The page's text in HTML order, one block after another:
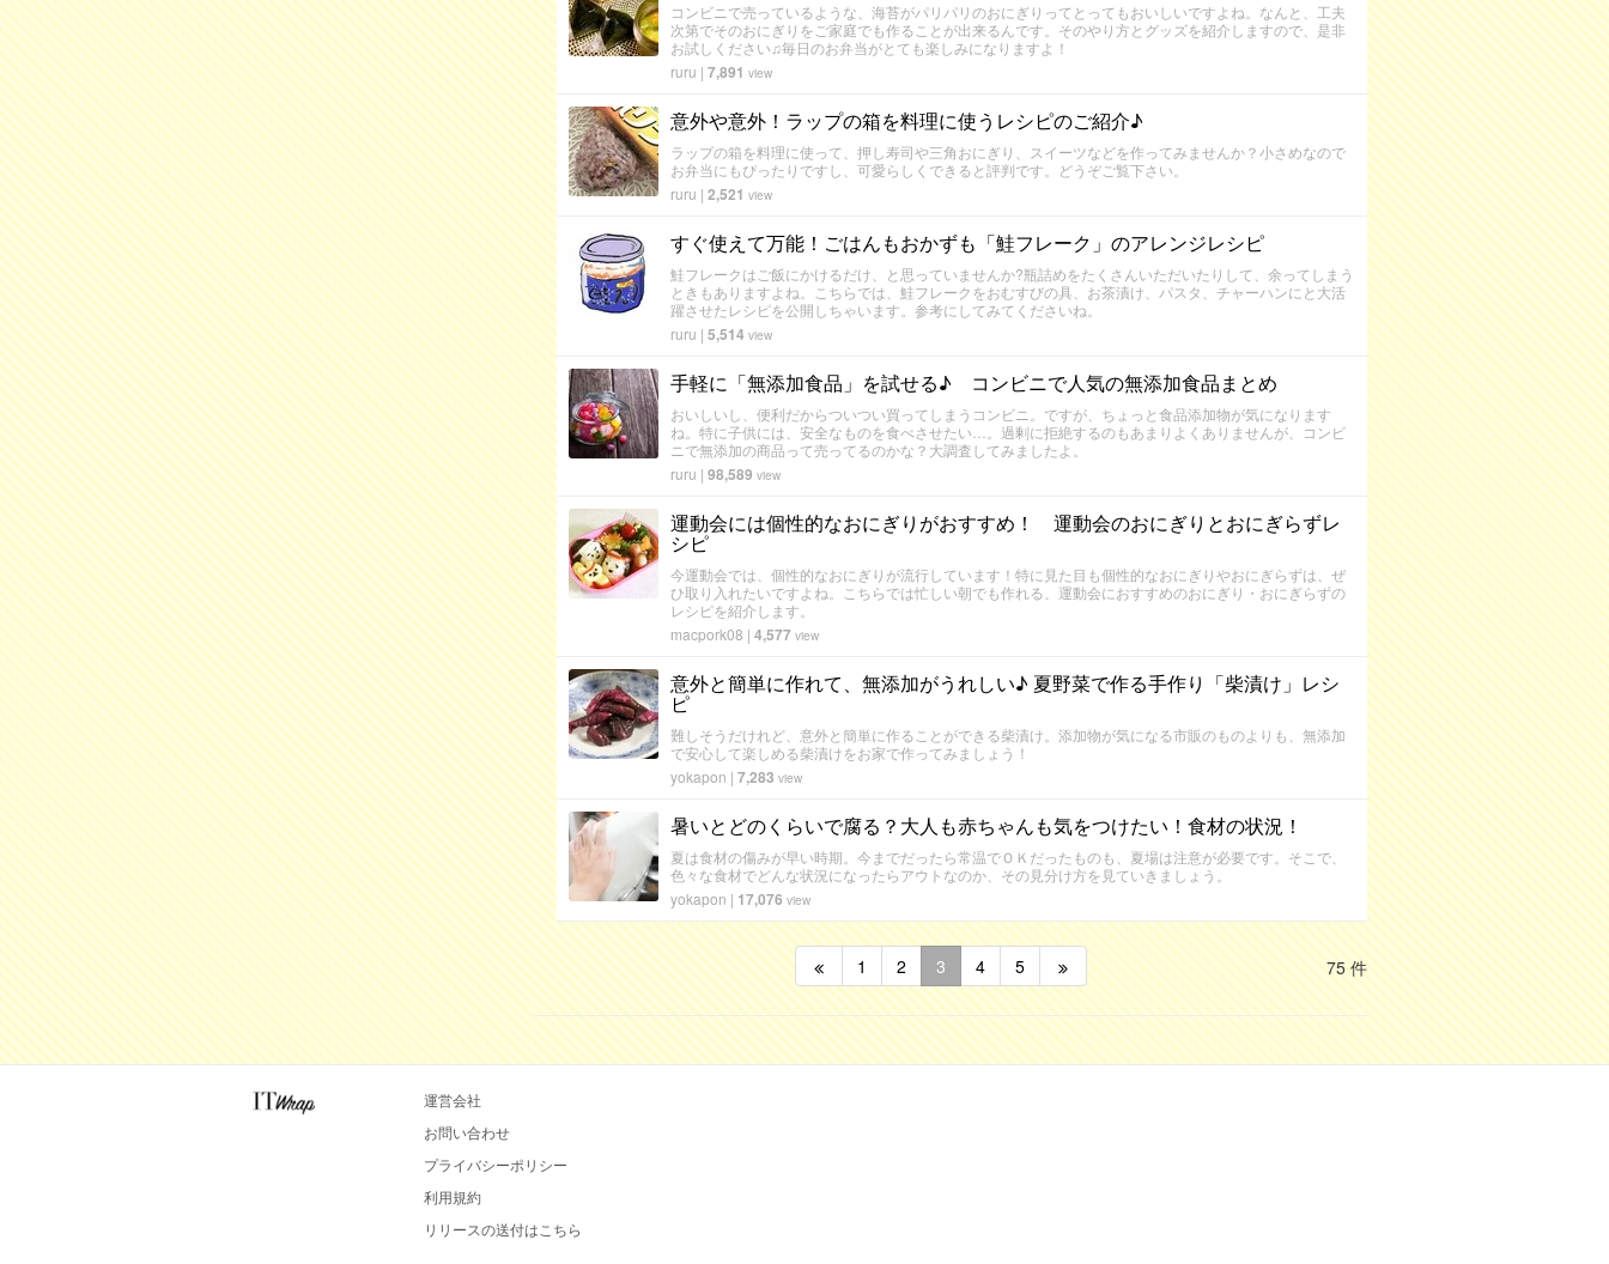
コンビニで売っているような、海苔がパリパリのおにぎりってとってもおいしいですよね。なんと、工夫
次第でそのおにぎりをご家庭でも作ることが出来るんです。そのやり方とグッズを紹介しますので、是非
お試しください♫毎日のお弁当がとても楽しみになりますよ！
ruru | 7,891 view
意外や意外！ラップの箱を料理に使うレシピのご紹介♪
ラップの箱を料理に使って、押し寿司や三角おにぎり、スイーツなどを作ってみませんか？小さめなので
お弁当にもぴったりですし、可愛らしくできると評判です。どうぞご覧下さい。
ruru | 2,521 view
すぐ使えて万能！ごはんもおかずも「鮭フレーク」のアレンジレシピ
鮭フレークはご飯にかけるだけ、と思っていませんか?瓶詰めをたくさんいただいたりして、余ってしまう
ときもありますよね。こちらでは、鮭フレークをおむすびの具、お茶漬け、パスタ、チャーハンにと大活
躍させたレシピを公開しちゃいます。参考にしてみてくださいね。
ruru | 5,514 view
手軽に「無添加食品」を試せる♪ コンビニで人気の無添加食品まとめ
おいしいし、便利だからついつい買ってしまうコンビニ。ですが、ちょっと食品添加物が気になります
ね。特に子供には、安全なものを食べさせたい…。過剰に拒絶するのもあまりよくありませんが、コンビ
ニで無添加の商品って売ってるのかな？大調査してみましたよ。
ruru | 98,589 view
運動会には個性的なおにぎりがおすすめ！ 運動会のおにぎりとおにぎらずレ
シピ
今運動会では、個性的なおにぎりが流行しています！特に見た目も個性的なおにぎりやおにぎらずは、ぜ
ひ取り入れたいですよね。こちらでは忙しい朝でも作れる、運動会におすすめのおにぎり・おにぎらずの
レシピを紹介します。
macpork08 | 4,577 view
意外と簡単に作れて、無添加がうれしい♪ 夏野菜で作る手作り「柴漬け」レシ
ピ
難しそうだけれど、意外と簡単に作ることができる柴漬け。添加物が気になる市販のものよりも、無添加
で安心して楽しめる柴漬けをお家で作ってみましょう！
yokapon | 7,283 view
暑いとどのくらいで腐る？大人も赤ちゃんも気をつけたい！食材の状況！
夏は食材の傷みが早い時期。今までだったら常温でＯＫだったものも、夏場は注意が必要です。そこで、
色々な食材でどんな状況になったらアウトなのか、その見分け方を見ていきましょう。
yokapon | 17,076 view
75 件
1 2 3 4 5
運営会社
お問い合わせ
プライバシーポリシー
利用規約
リリースの送付はこちら